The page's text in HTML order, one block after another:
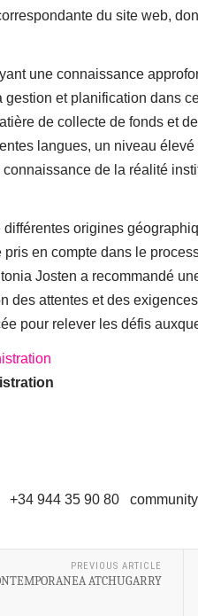
du site web,
une connaissance
et planification dans
de collecte de fonds et
langues, un niveau
de la réalité
origines
en compte dans le
Josten a recommandé
des attentes et des
pour relever les défis
+34 944 35 90 80
PREVIOUS ARTICLE
ATCHUGARRY